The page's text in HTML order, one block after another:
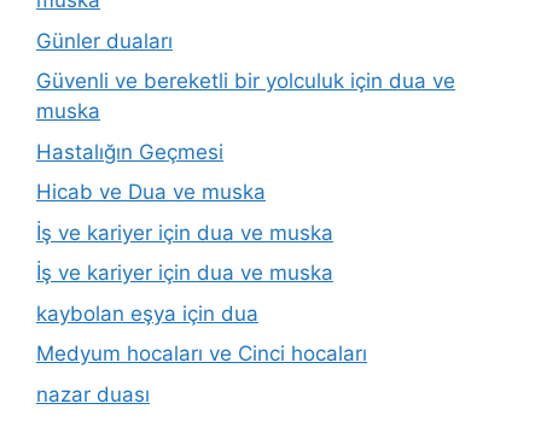
Günler duaları
Güvenli ve bereketli bir yolculuk için dua ve
muska
Hastalığın Geçmesi
Hicab ve Dua ve muska
İş ve kariyer için dua ve muska
İş ve kariyer için dua ve muska
kaybolan eşya için dua
Medyum hocaları ve Cinci hocaları
nazar duası